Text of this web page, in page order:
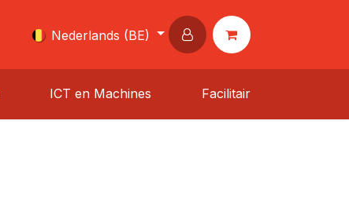
Nederlands (BE)
ICT en Machines Facilitair